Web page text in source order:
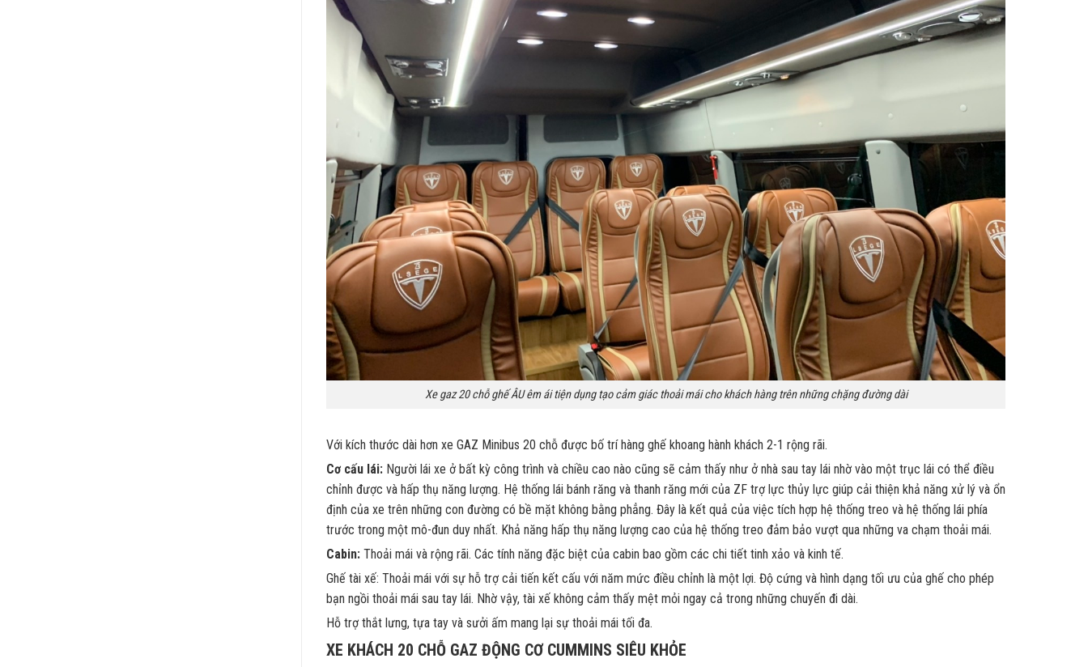
Xe gaz 20 chỗ ghế ÂU êm ái tiện dụng tạo cảm giác thoải mái cho khách hàng trên những chặng đường dài
Với kích thước dài hơn xe GAZ Minibus 20 chỗ được bố trí hàng ghế khoang hành khách 2-1 rộng rãi.
Cơ cấu lái: Người lái xe ở bất kỳ công trình và chiều cao nào cũng sẽ cảm thấy như ở nhà sau tay lái nhờ vào một trục lái có thể điều
chỉnh được và hấp thụ năng lượng. Hệ thống lái bánh răng và thanh răng mới của ZF trợ lực thủy lực giúp cải thiện khả năng xử lý và ổn
định của xe trên những con đường có bề mặt không bằng phẳng. Đây là kết quả của việc tích hợp hệ thống treo và hệ thống lái phía
trước trong một mô-đun duy nhất. Khả năng hấp thụ năng lượng cao của hệ thống treo đảm bảo vượt qua những va chạm thoải mái.
Cabin: Thoải mái và rộng rãi. Các tính năng đặc biệt của cabin bao gồm các chi tiết tinh xảo và kinh tế.
Ghế tài xế: Thoải mái với sự hỗ trợ cải tiến kết cấu với năm mức điều chỉnh là một lợi. Độ cứng và hình dạng tối ưu của ghế cho phép
bạn ngồi thoải mái sau tay lái. Nhờ vậy, tài xế không cảm thấy mệt mỏi ngay cả trong những chuyến đi dài.
Hỗ trợ thắt lưng, tựa tay và sưởi ấm mang lại sự thoải mái tối đa.
XE KHÁCH 20 CHỖ GAZ ĐỘNG CƠ CUMMINS SIÊU KHỎE